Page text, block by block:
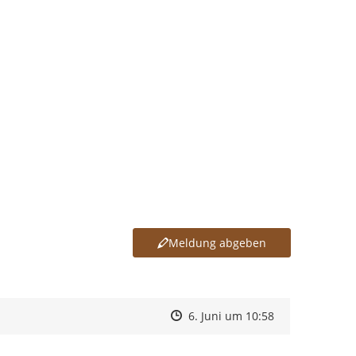
Meldung abgeben
Zeitpunkt des Erstellens
Zeitpunkt des Erstellens
6. Juni um 10:58Zur Äußerung